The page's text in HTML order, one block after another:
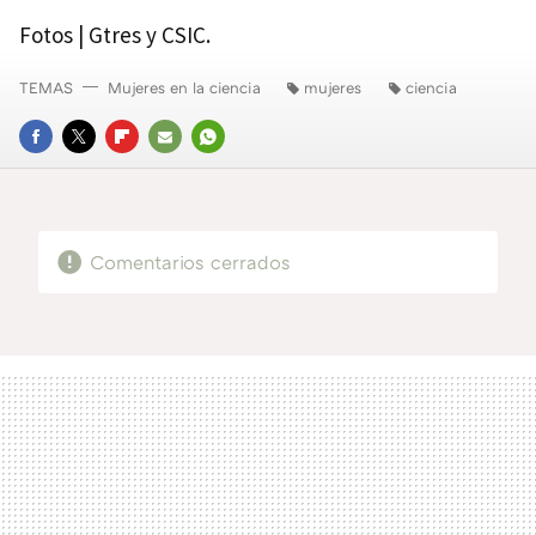
Fotos | Gtres y CSIC.
FACEBOOK
TWITTERFLIPBOARD
E-
WHATSAPP
TEMAS Mujeres en la ciencia mujeres ciencia
Comentarios cerrados